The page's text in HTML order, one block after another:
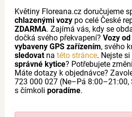
Květiny Floreana.cz doručujeme
chlazenými vozy po celé České
ZDARMA. Zajímá vás, kdy se
dočká svého překvapení? Vozy
vybaveny GPS zařízením, svého
sledovatna této stránce. Nejste
správné kytice? Potřebujete
Máte dotazy k objednávce?
723 000 027 (Ne–Pá 8:00–21:00,
s čímkoli poradíme.